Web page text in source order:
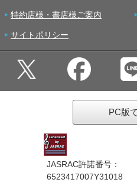
特約店様・書店様ご案内
サイトポリシー
PC版
JASRAC許諾番号：
6523417007Y31018